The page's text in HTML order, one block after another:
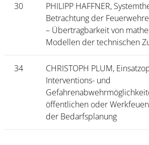
30
PHILIPP HAFFNER,
Betrachtung der
– Übertragbarkeit von
Modellen der technischen
34
CHRISTOPH PLUM,
Interventions- und
öffentlichen oder
der Bedarfsplanung